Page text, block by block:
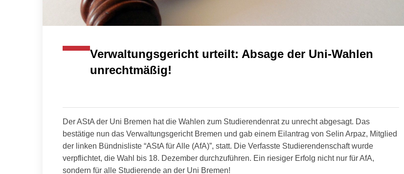
Verwaltungsgericht urteilt: Absage der Uni-Wahlen
unrechtmäßig!
Der AStA der Uni Bremen hat die Wahlen zum Studierendenrat zu unrecht abgesagt. Das
bestätige nun das Verwaltungsgericht Bremen und gab einem Eilantrag von Selin Arpaz, Mitglied
der linken Bündnisliste “AStA für Alle (AfA)”, statt. Die Verfasste Studierendenschaft wurde
verpflichtet, die Wahl bis 18. Dezember durchzuführen. Ein riesiger Erfolg nicht nur für AfA,
sondern für alle Studierende an der Uni Bremen!